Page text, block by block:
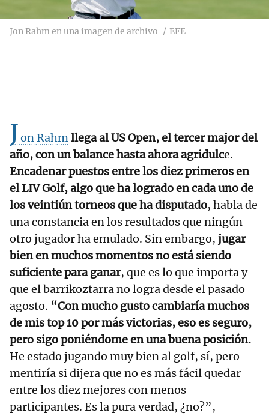
Jon Rahm en una imagen de archivo EFE
Jon Rahmllega al US Open, el tercer major del
año, con un balance hasta ahora agridulce.
Encadenar puestos entre los diez primeros en
el LIV Golf, algo que ha logrado en cada uno de
los veintiún torneos que ha disputado, habla de
una constancia en los resultados que ningún
otro jugador ha emulado. Sin embargo, jugar
bien en muchos momentos no está siendo
suficiente para ganar, que es lo que importa y
que el barrikoztarra no logra desde el pasado
agosto. “Con mucho gusto cambiaría muchos
de mis top 10 por más victorias, eso es seguro,
pero sigo poniéndome en una buena posición.
He estado jugando muy bien al golf, sí, pero
mentiría si dijera que no es más fácil quedar
entre los diez mejores con menos
participantes. Es la pura verdad, ¿no?”,